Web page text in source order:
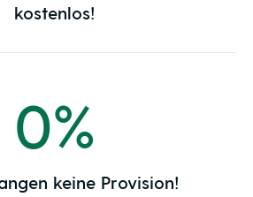
kostenlos!
0%
keine Provision!